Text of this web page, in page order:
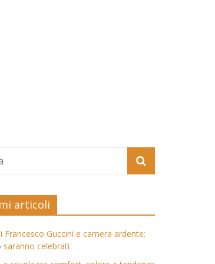
articoli
Francesco Guccini e camera ardente:
saranno celebrati